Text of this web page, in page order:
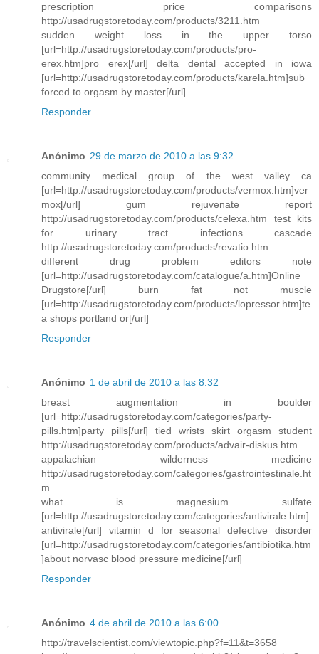
prescription price comparisons
http://usadrugstoretoday.com/products/3211.htm
sudden weight loss in the upper torso
[url=http://usadrugstoretoday.com/products/pro-
erex.htm]pro erex[/url] delta dental accepted in iowa
[url=http://usadrugstoretoday.com/products/karela.htm]sub
forced to orgasm by master[/url]
Responder
Anónimo 29 de marzo de 2010 a las 9:32
community medical group of the west valley ca
[url=http://usadrugstoretoday.com/products/vermox.htm]ver
mox[/url] gum rejuvenate report
http://usadrugstoretoday.com/products/celexa.htm test kits
for urinary tract infections cascade
http://usadrugstoretoday.com/products/revatio.htm
different drug problem editors note
[url=http://usadrugstoretoday.com/catalogue/a.htm]Online
Drugstore[/url] burn fat not muscle
[url=http://usadrugstoretoday.com/products/lopressor.htm]te
a shops portland or[/url]
Responder
Anónimo 1 de abril de 2010 a las 8:32
breast augmentation in boulder
[url=http://usadrugstoretoday.com/categories/party-
pills.htm]party pills[/url] tied wrists skirt orgasm student
http://usadrugstoretoday.com/products/advair-diskus.htm
appalachian wilderness medicine
http://usadrugstoretoday.com/categories/gastrointestinale.ht
m
what is magnesium sulfate
[url=http://usadrugstoretoday.com/categories/antivirale.htm]
antivirale[/url] vitamin d for seasonal defective disorder
[url=http://usadrugstoretoday.com/categories/antibiotika.htm
]about norvasc blood pressure medicine[/url]
Responder
Anónimo 4 de abril de 2010 a las 6:00
http://travelscientist.com/viewtopic.php?f=11&t=3658